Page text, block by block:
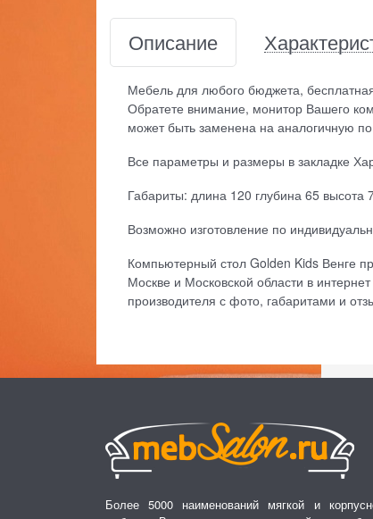
Описание
Мебель для любого бюджета,
Обратете внимание, монитор Вашего
может быть заменена на аналогичную
Все параметры и размеры в закладке
Габариты: длина 120 глубина 65 высота
Возможно изготовление по
Компьютерный стол Golden Kids Венге
Москве и Московской области в
производителя с фото, габаритами и
Более 5000 наименований мягкой и